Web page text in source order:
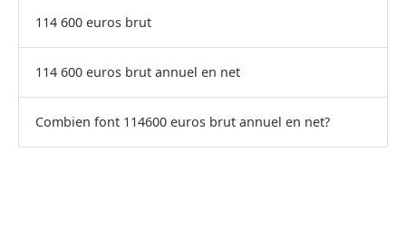
114 600 euros brut
114 600 euros brut annuel en net
Combien font 114600 euros brut annuel en net?